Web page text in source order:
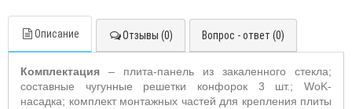
Описание Отзывы (0) Вопрос - ответ (0)
Комплектация – плита-панель из закаленного стекла;
составные чугунные решетки конфорок 3 шт.; WoK-
насадка; комплект монтажных частей для крепления плиты